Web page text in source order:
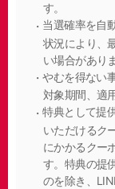
す。
当選確率を自
状況により、
い場合があり
やむを得ない
対象期間、適
特典として提
いただけるク
にかかるクー
す。特典の提
のを除き、